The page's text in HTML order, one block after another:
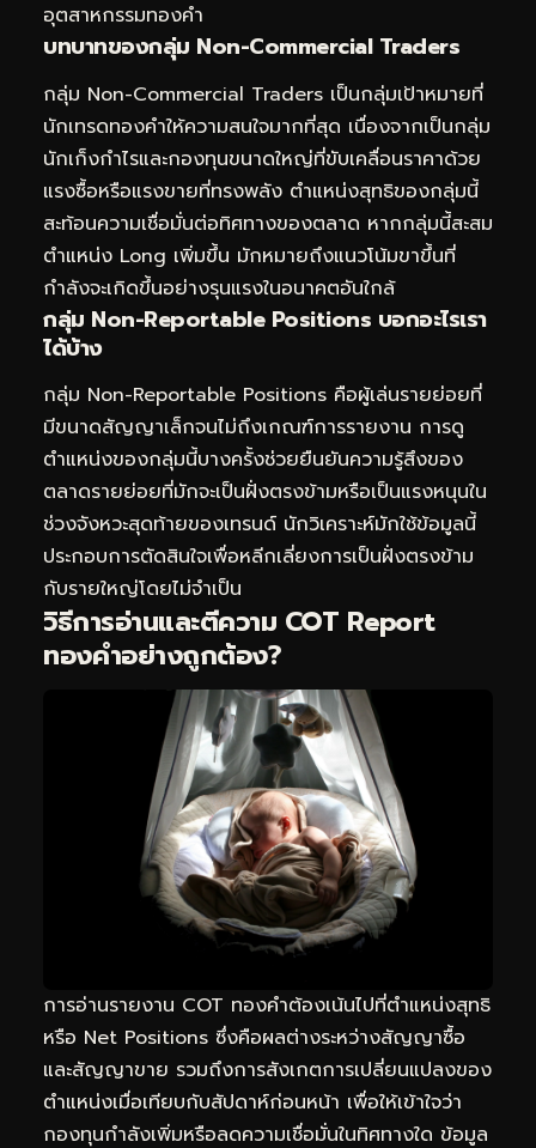
อุตสาหกรรมทองคำ
บทบาทของกลุ่ม Non-Commercial Traders
กลุ่ม Non-Commercial Traders เป็นกลุ่มเป้าหมายที่
นักเทรดทองคำให้ความสนใจมากที่สุด เนื่องจากเป็นกลุ่ม
นักเก็งกำไรและกองทุนขนาดใหญ่ที่ขับเคลื่อนราคาด้วย
แรงซื้อหรือแรงขายที่ทรงพลัง ตำแหน่งสุทธิของกลุ่มนี้
สะท้อนความเชื่อมั่นต่อทิศทางของตลาด หากกลุ่มนี้สะสม
ตำแหน่ง Long เพิ่มขึ้น มักหมายถึงแนวโน้มขาขึ้นที่
กำลังจะเกิดขึ้นอย่างรุนแรงในอนาคตอันใกล้
กลุ่ม Non-Reportable Positions บอกอะไรเรา
ได้บ้าง
กลุ่ม Non-Reportable Positions คือผู้เล่นรายย่อยที่
มีขนาดสัญญาเล็กจนไม่ถึงเกณฑ์การรายงาน การดู
ตำแหน่งของกลุ่มนี้บางครั้งช่วยยืนยันความรู้สึงของ
ตลาดรายย่อยที่มักจะเป็นฝั่งตรงข้ามหรือเป็นแรงหนุนใน
ช่วงจังหวะสุดท้ายของเทรนด์ นักวิเคราะห์มักใช้ข้อมูลนี้
ประกอบการตัดสินใจเพื่อหลีกเลี่ยงการเป็นฝั่งตรงข้าม
กับรายใหญ่โดยไม่จำเป็น
วิธีการอ่านและตีความ COT Report
ทองคำอย่างถูกต้อง?
การอ่านรายงาน COT ทองคำต้องเน้นไปที่ตำแหน่งสุทธิ
หรือ Net Positions ซึ่งคือผลต่างระหว่างสัญญาซื้อ
และสัญญาขาย รวมถึงการสังเกตการเปลี่ยนแปลงของ
ตำแหน่งเมื่อเทียบกับสัปดาห์ก่อนหน้า เพื่อให้เข้าใจว่า
กองทุนกำลังเพิ่มหรือลดความเชื่อมั่นในทิศทางใด ข้อมูล